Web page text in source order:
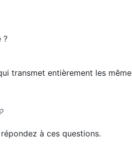
?
transmet entièrement les
à ces questions.